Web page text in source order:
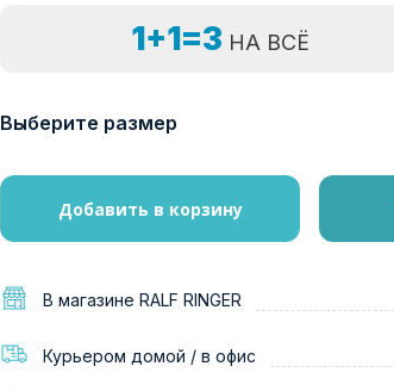
1+1=3 НА ВСЁ
Выберите размер
Добавить в корзину
В магазине RALF RINGER
Курьером домой / в офис